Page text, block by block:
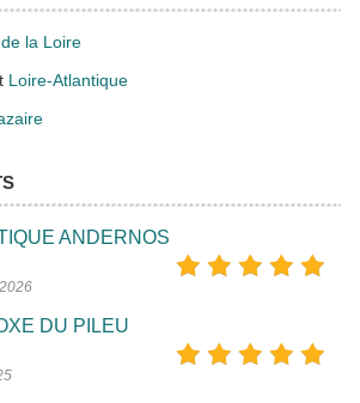
la Loire
Loire-Atlantique
ANDERNOS
DU PILEU